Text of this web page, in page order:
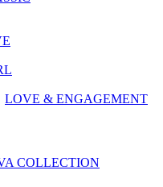
LOVE & ENGAGEMENT
COLLECTION